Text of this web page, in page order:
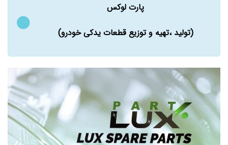
پارت لوکس
(تولید ،تهیه و توزیع قطعات یدکی خودرو)